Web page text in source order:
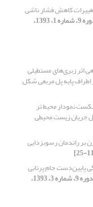
کاهش فشار ناشی
[دوره 9، شماره 1، 1393،
اثر زبری‌های مستطیلی
پایه پل مربعی شکل
نمودار محیط تر
جریان زیست محیطی
بر راندمان رسوبزدایی
پایین‌دست جام پرتابی
[دوره 9، شماره 3، 1393،